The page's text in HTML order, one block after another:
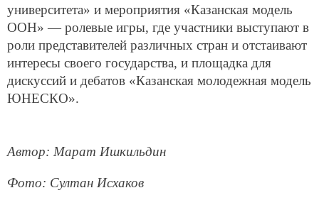
университета» и мероприятия «Казанская модель
ООН» — ролевые игры, где участники выступают в
роли представителей различных стран и отстаивают
интересы своего государства, и площадка для
дискуссий и дебатов «Казанская молодежная модель
ЮНЕСКО».
Автор: Марат Ишкильдин
Фото: Султан Исхаков